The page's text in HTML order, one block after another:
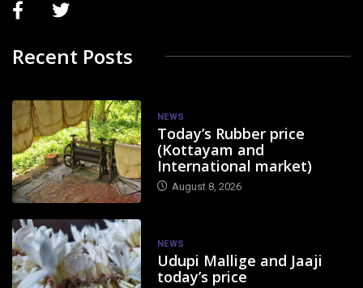
Recent Posts
NEWS
Today’s Rubber price
(Kottayam and
International market)
August 8, 2026
NEWS
Udupi Mallige and Jaaji
today’s price